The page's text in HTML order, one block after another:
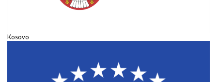
Kosovo